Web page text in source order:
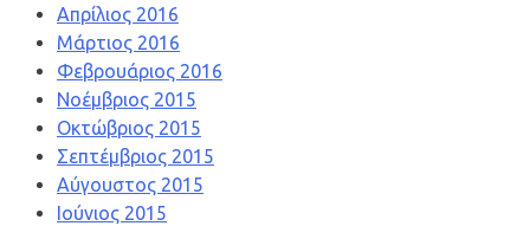
Απρίλιος 2016
Μάρτιος 2016
Φεβρουάριος 2016
Νοέμβριος 2015
Οκτώβριος 2015
Σεπτέμβριος 2015
Αύγουστος 2015
Ιούνιος 2015